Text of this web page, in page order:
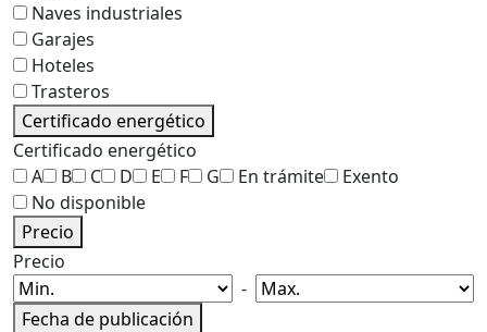
Naves industriales
Garajes
Hoteles
Trasteros
Certificado energético
Certificado energético
A
B C D E F G En trámite
Exento
No disponible
Precio
Precio
-
Fecha de publicación